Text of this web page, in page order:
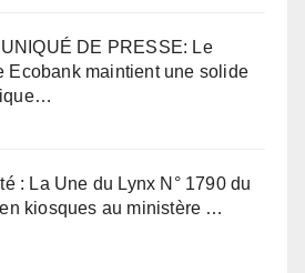
DE PRESSE: Le
Ecobank maintient une solide
: La Une du Lynx N° 1790 du
kiosques au ministère …